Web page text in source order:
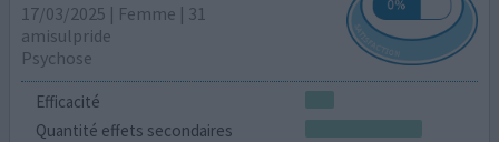
17/03/2025 | Femme | 31
amisulpride
Psychose
Efficacité
Quantité effets secondaires